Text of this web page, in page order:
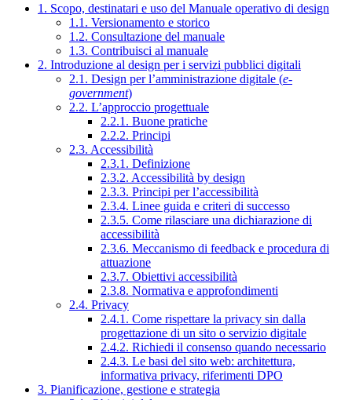
1. Scopo, destinatari e uso del Manuale operativo di design
1.1. Versionamento e storico
1.2. Consultazione del manuale
1.3. Contribuisci al manuale
2. Introduzione al design per i servizi pubblici digitali
2.1. Design per l’amministrazione digitale (e-
government)
2.2. L’approccio progettuale
2.2.1. Buone pratiche
2.2.2. Principi
2.3. Accessibilità
2.3.1. Definizione
2.3.2. Accessibilità by design
2.3.3. Principi per l’accessibilità
2.3.4. Linee guida e criteri di successo
2.3.5. Come rilasciare una dichiarazione di
accessibilità
2.3.6. Meccanismo di feedback e procedura di
attuazione
2.3.7. Obiettivi accessibilità
2.3.8. Normativa e approfondimenti
2.4. Privacy
2.4.1. Come rispettare la privacy sin dalla
progettazione di un sito o servizio digitale
2.4.2. Richiedi il consenso quando necessario
2.4.3. Le basi del sito web: architettura,
informativa privacy, riferimenti DPO
3. Pianificazione, gestione e strategia